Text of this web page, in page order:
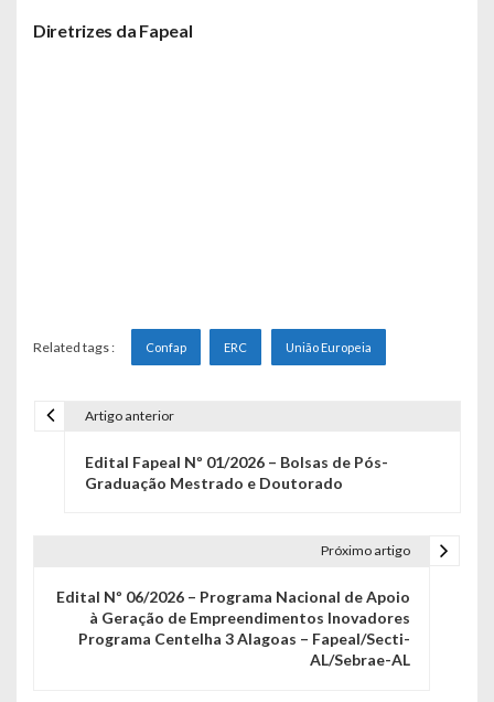
Diretrizes da Fapeal
Related tags : Confap ERC União Europeia
Artigo anterior
Edital Fapeal Nº 01/2026 – Bolsas de Pós-
Graduação Mestrado e Doutorado
Próximo artigo
Edital Nº 06/2026 – Programa Nacional de Apoio
à Geração de Empreendimentos Inovadores
Programa Centelha 3 Alagoas – Fapeal/Secti-
AL/Sebrae-AL